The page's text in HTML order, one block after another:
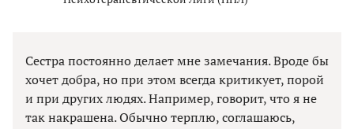
Сестра постоянно делает мне замечания. Вроде бы
хочет добра, но при этом всегда критикует, порой
и при других людях. Например, говорит, что я не
так накрашена. Обычно терплю, соглашаюсь,